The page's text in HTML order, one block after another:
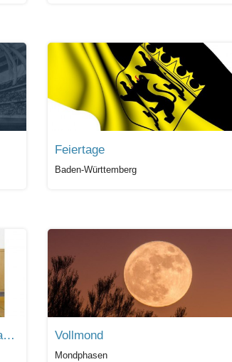
Feiertage
Baden-Württemberg
DHB (Männer) Handball Nationalmannschaft Vollmond
Mondphasen